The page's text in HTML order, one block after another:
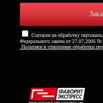
Согласен на обработку
Федерального закона от 27.07.2006
Политики в отношении обработки